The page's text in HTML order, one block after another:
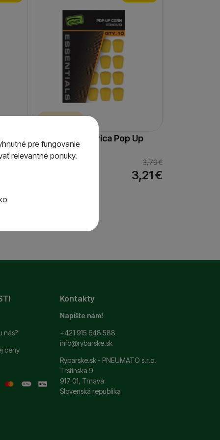
pre fungovanie
relevantné ponuky.
zapamätať vaše
je chat a podobne.
Ich pomocou
týchto cookies
nášho webu.
ponuky,
Fox Umelá kukurica Pop Up
Corn
3,79€
3,21€
nás?
ceny
Kontakty
Napište nám!
+421 915 648 588
info@rybarske.sk
Rybarske.sk - PNEUMATO s.r.o.
Trstínska 9
917 01, Trnava
Slovenská republika